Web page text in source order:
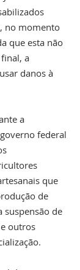
no momento
que esta não
a
danos à
a
federal
que
de
suspensão de
outros